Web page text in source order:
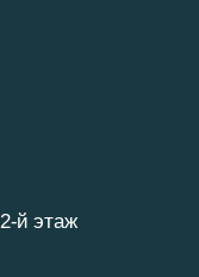
й этаж